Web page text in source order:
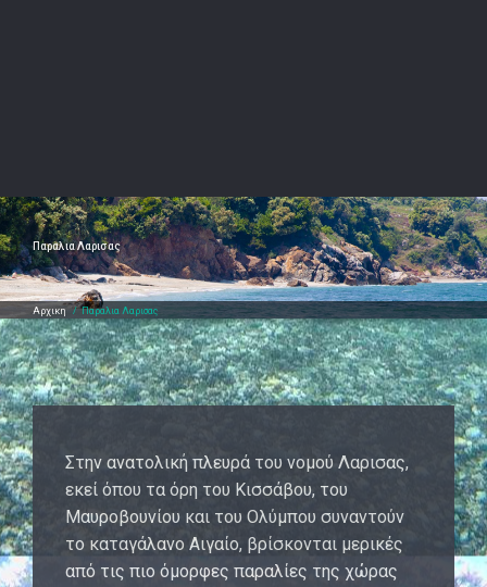
Παραλια Λαρισας
Αρχικη /Παραλια Λαρισας
Στην ανατολική πλευρά του νομού Λαρισας,
εκεί όπου τα όρη του Κισσάβου, του
Μαυροβουνίου και του Ολύμπου συναντούν
το καταγάλανο Αιγαίο, βρίσκονται μερικές
από τις πιο όμορφες παραλίες της χώρας